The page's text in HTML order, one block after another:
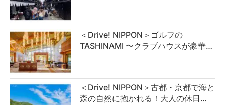
＜Drive! NIPPON＞ゴルフの
TASHINAMI 〜クラブハウスが豪華…
＜Drive! NIPPON＞古都・京都で海と
森の自然に抱かれる！大人の休日…